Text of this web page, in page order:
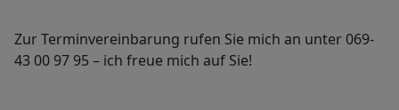
Zur Terminvereinbarung rufen Sie mich an unter 069-
43 00 97 95 – ich freue mich auf Sie!